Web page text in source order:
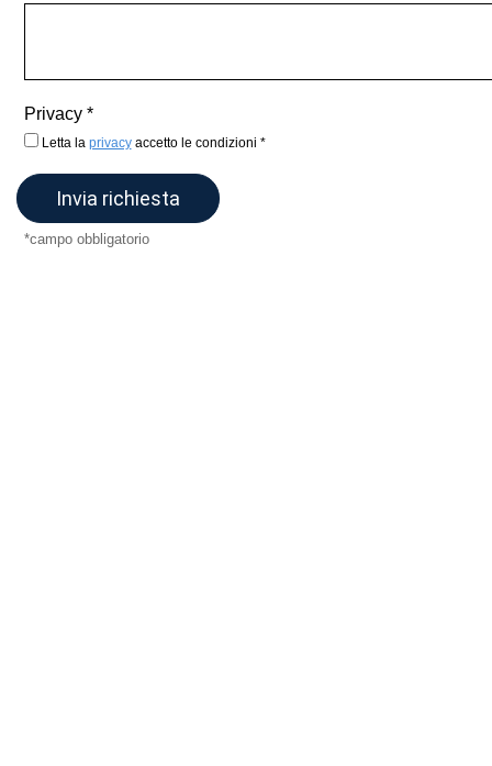
Privacy
Letta la privacyaccetto le condizioni
*campo obbligatorio